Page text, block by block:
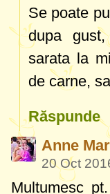
Se poate
dupa
sarata la
de carne,
Răspunde
Anne
20 Oct
Multumesc